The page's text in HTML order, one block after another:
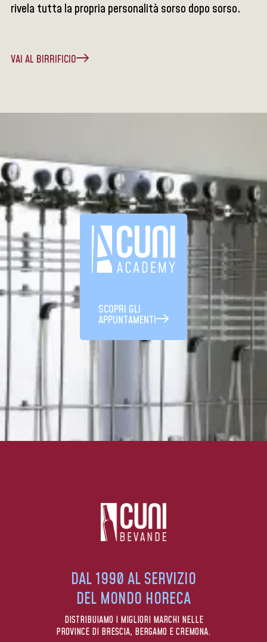
rivela tutta la propria personalità sorso dopo sorso.
VAI AL BIRRIFICIO
SCOPRI GLI
APPUNTAMENTI
DAL 1990 AL SERVIZIO
DEL MONDO HORECA
DISTRIBUIAMO I MIGLIORI MARCHI NELLE
PROVINCE DI BRESCIA, BERGAMO E CREMONA.